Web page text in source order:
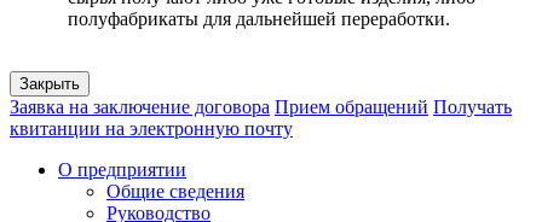
полуфабрикаты для дальнейшей переработки.
Закрыть
Заявка на заключение договора Прием обращений Получать
квитанции на электронную почту
О предприятии
Общие сведения
Руководство